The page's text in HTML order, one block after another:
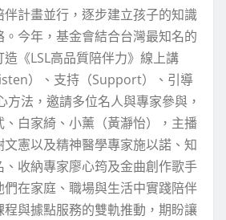
計畫並行，逐步建立孩子的知識
今年，基金會結合台灣最知名的
《LSL高品質陪伴力》線上講
）、支持（Support）、引導
方法，邀請多位名人與專家參與，
白家綺、小薰（黃瀞怡），主播
憲以及精神醫學專家施以諾、知
收納專家廖心筠及金曲創作歌手
在家庭、職場與生活中實踐陪伴
與據點服務的雙軌推動，期盼讓